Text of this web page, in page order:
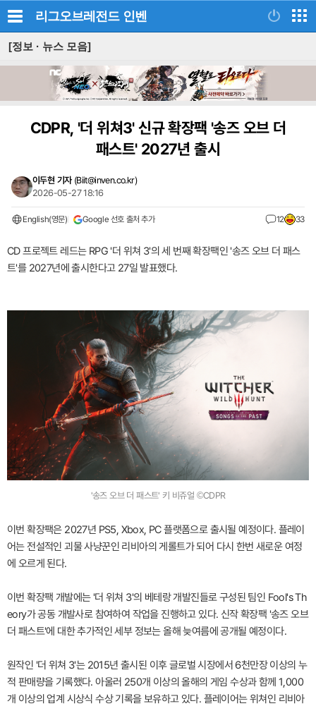
리그오브레전드 인벤
[정보 · 뉴스 모음]
CDPR, '더 위쳐3' 신규 확장팩 '송즈 오브 더
패스트' 2027년 출시
이두현 기자 (Biit@inven.co.kr)
2026-05-27 18:16
English(영문) Google 선호 출처 추가 12 33
CD 프로젝트 레드는 RPG '더 위쳐 3'의 세 번째 확장팩인 '송즈 오브 더 패스
트'를 2027년에 출시한다고 27일 발표했다.
'송즈 오브 더 패스트' 키 비쥬얼 ©CDPR
이번 확장팩은 2027년 PS5, Xbox, PC 플랫폼으로 출시될 예정이다. 플레이
어는 전설적인 괴물 사냥꾼인 리비아의 게롤트가 되어 다시 한번 새로운 여정
에 오르게 된다.
이번 확장팩 개발에는 '더 위쳐 3'의 베테랑 개발진들로 구성된 팀인 Fool's Th
eory가 공동 개발사로 참여하여 작업을 진행하고 있다. 신작 확장팩 '송즈 오브
더 패스트'에 대한 추가적인 세부 정보는 올해 늦여름에 공개될 예정이다.
원작인 '더 위쳐 3'는 2015년 출시된 이후 글로벌 시장에서 6천만장 이상의 누
적 판매량을 기록했다. 아울러 250개 이상의 올해의 게임 수상과 함께 1,000
개 이상의 업계 시상식 수상 기록을 보유하고 있다. 플레이어는 위쳐인 리비아